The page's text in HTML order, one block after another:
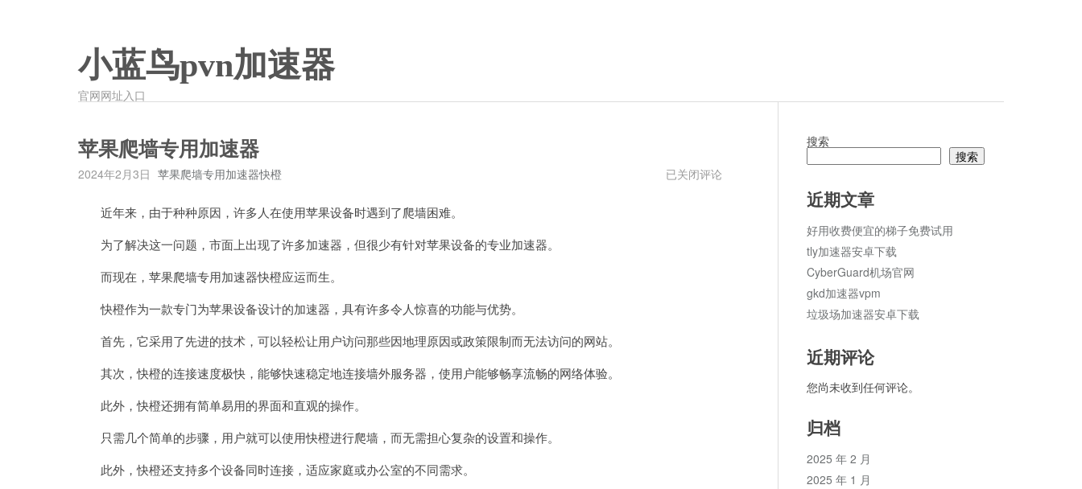
小蓝鸟pvn加速器
官网网址入口
苹果爬墙专用加速器
2024年2月3日 苹果爬墙专用加速器快橙
苹
已关闭评论
近年来，由于种种原因，许多人在使用苹果设备时遇到了爬墙困难。
为了解决这一问题，市面上出现了许多加速器，但很少有针对苹果设备的专业加速器。
而现在，苹果爬墙专用加速器快橙应运而生。
快橙作为一款专门为苹果设备设计的加速器，具有许多令人惊喜的功能与优势。
首先，它采用了先进的技术，可以轻松让用户访问那些因地理原因或政策限制而无法访问的网站。
其次，快橙的连接速度极快，能够快速稳定地连接墙外服务器，使用户能够畅享流畅的网络体验。
此外，快橙还拥有简单易用的界面和直观的操作。
只需几个简单的步骤，用户就可以使用快橙进行爬墙，而无需担心复杂的设置和操作。
此外，快橙还支持多个设备同时连接，适应家庭或办公室的不同需求。
搜索
搜索
近期文章
好用收费便宜的梯子免费试用
tly加速器安卓下载
CyberGuard机场官网
gkd加速器vpm
垃圾场加速器安卓下载
近期评论
您尚未收到任何评论。
归档
2025 年 2 月
2025 年 1 月